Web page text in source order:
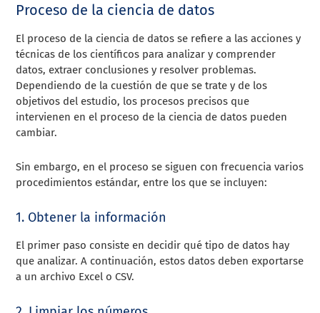
Proceso de la ciencia de datos
El proceso de la ciencia de datos se refiere a las acciones y
técnicas de los científicos para analizar y comprender
datos, extraer conclusiones y resolver problemas.
Dependiendo de la cuestión de que se trate y de los
objetivos del estudio, los procesos precisos que
intervienen en el proceso de la ciencia de datos pueden
cambiar.
Sin embargo, en el proceso se siguen con frecuencia varios
procedimientos estándar, entre los que se incluyen:
1. Obtener la información
El primer paso consiste en decidir qué tipo de datos hay
que analizar. A continuación, estos datos deben exportarse
a un archivo Excel o CSV.